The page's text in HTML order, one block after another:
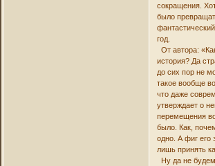
сокращения.
было
год.
От автора:
история? Да
до сих пор не
такое вообще
что даже
утверждает о
перемещения
было. Как,
одно. А фиг его
лишь принять
Ну да не